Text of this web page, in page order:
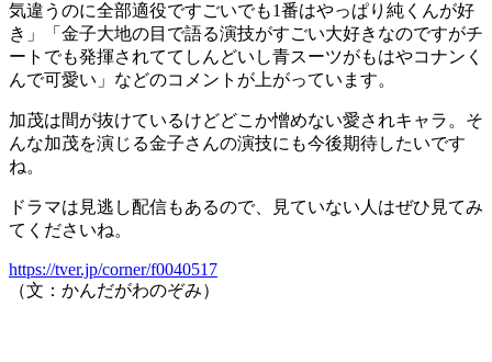
気違うのに全部適役ですごいでも1番はやっぱり純くんが好
き」「金子大地の目で語る演技がすごい大好きなのですがチ
ートでも発揮されててしんどいし青スーツがもはやコナンく
んで可愛い」などのコメントが上がっています。
加茂は間が抜けているけどどこか憎めない愛されキャラ。そ
んな加茂を演じる金子さんの演技にも今後期待したいです
ね。
ドラマは見逃し配信もあるので、見ていない人はぜひ見てみ
てくださいね。
https://tver.jp/corner/f0040517
（文：かんだがわのぞみ）